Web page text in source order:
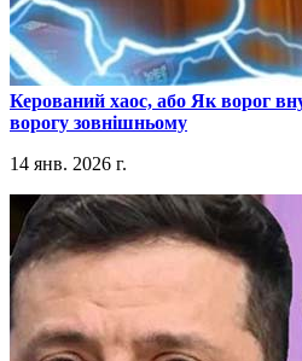
​Керований хаос, або Як ворог
ворогу зовнішньому
14 янв. 2026 г.